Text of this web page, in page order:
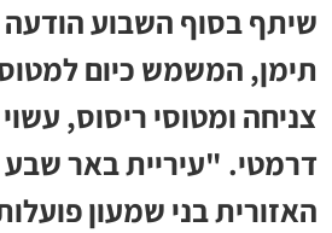
שיתף בסוף השבוע
תימן, המשמש כיום
צניחה ומטוסי ריסוס, עשוי
דרמטי. "עיריית באר
האזורית בני שמעון